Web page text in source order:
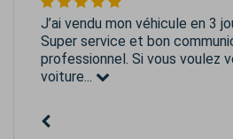
J’ai vendu mon véhicule en 3
Super service et bon
professionnel. Si vous voulez
voiture...